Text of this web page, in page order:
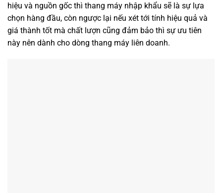
hiệu và nguồn gốc thì thang máy nhập khẩu sẽ là sự lựa
chọn hàng đầu, còn ngược lại nếu xét tới tính hiệu quả và
giá thành tốt mà chất lượn cũng đảm bảo thì sự ưu tiên
này nên dành cho dòng thang máy liên doanh.